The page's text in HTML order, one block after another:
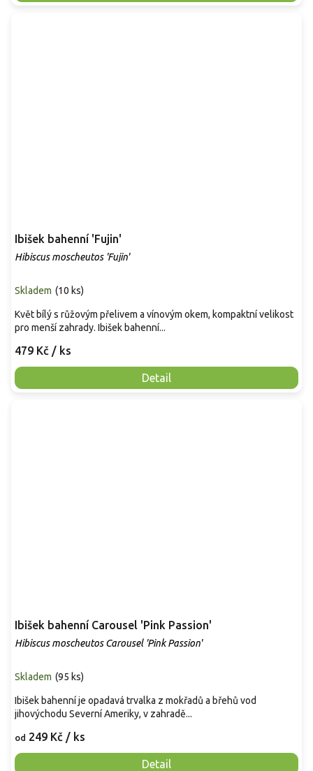
Ibišek bahenní 'Fujin'
Hibiscus moscheutos 'Fujin'
Skladem (10 ks)
479 Kč / ks
Detail
Květ bílý s růžovým přelivem a vínovým okem, kompaktní velikost
pro menší zahrady. Ibišek bahenní...
Ibišek bahenní Carousel 'Pink Passion'
Hibiscus moscheutos Carousel 'Pink Passion'
Skladem (95 ks)
od 249 Kč / ks
Detail
Ibišek bahenní je opadavá trvalka z mokřadů a břehů vod
jihovýchodu Severní Ameriky, v zahradě...